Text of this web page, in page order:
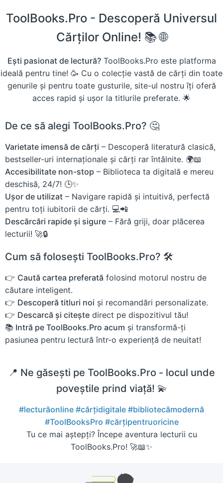
ToolBooks.Pro - Descoperă Universul
Cărților Online! 📚 🌐
Ești pasionat de lectură?ToolBooks.Pro este platforma
ideală pentru tine! 🥳 Cu o colecție vastă de cărți din toate
genurile și pentru toate gusturile, site-ul nostru îți oferă
acces rapid și ușor la titlurile preferate. 🌟
De ce să alegi ToolBooks.Pro? 🤔
Varietate imensă de cărți – Descoperă literatură clasică,
bestseller-uri internaționale și cărți rar întâlnite. 🌍📖
Accesibilitate non-stop – Biblioteca ta digitală e mereu
deschisă, 24/7! 🕒✨
Ușor de utilizat – Navigare rapidă și intuitivă, perfectă
pentru toți iubitorii de cărți. 💻📲
Descărcări rapide și sigure – Fără griji, doar plăcerea
lecturii! 🚀🔒
Cum să folosești ToolBooks.Pro? 🛠️
👉 Caută cartea preferată folosind motorul nostru de
căutare inteligent.
👉 Descoperă titluri noi și recomandări personalizate.
👉 Descarcă și citește direct pe dispozitivul tău!
📚 Intră pe ToolBooks.Pro acum și transformă-ți
pasiunea pentru lectură într-o experiență de neuitat!
📍 Ne găsești pe ToolBooks.Pro - locul unde
poveștile prind viață! 💫
#lecturăonline #cărțidigitale #bibliotecămodernă
#ToolBooksPro #cărțipentruoricine
Tu ce mai aștepți? Începe aventura lecturii cu
ToolBooks.Pro! 🚀📖✨